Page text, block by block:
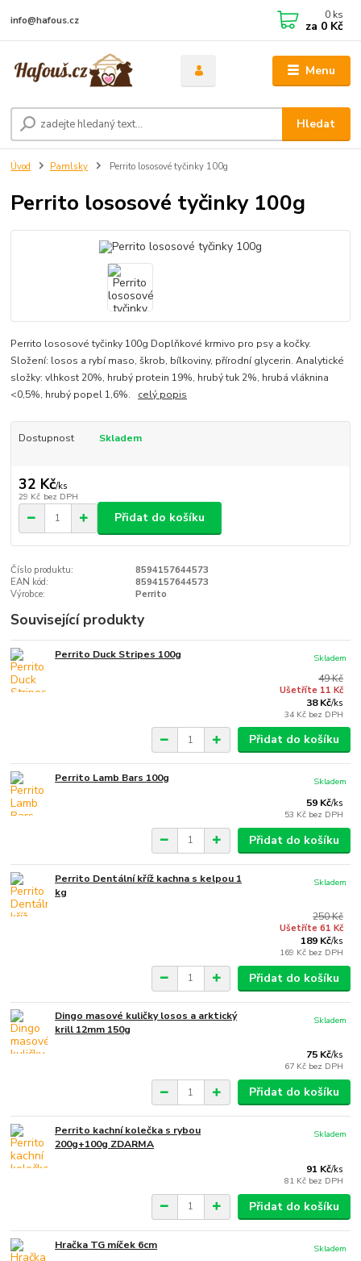
Menu
Hledat
info@hafous.cz 0 ks
za 0 Kč
Úvod Pamlsky Perrito lososové tyčinky 100g
Perrito lososové tyčinky 100g
Perrito lososové tyčinky 100g Doplňkové krmivo pro psy a kočky.
Složení: losos a rybí maso, škrob, bílkoviny, přírodní glycerin. Analytické
složky: vlhkost 20%, hrubý protein 19%, hrubý tuk 2%, hrubá vláknina
<0,5%, hrubý popel 1,6%. celý popis
Dostupnost Skladem
32 Kč/ks
29 Kč bez DPH
Přidat do košíku
Číslo produktu:
8594157644573
EAN kód:
8594157644573
Výrobce:
Perrito
Související produkty
Perrito Duck Stripes 100g
49 Kč
Ušetříte 11 Kč
38 Kč/ks
34 Kč bez DPH
Skladem
Přidat do košíku
Perrito Lamb Bars 100g
59 Kč/ks
53 Kč bez DPH
Skladem
Přidat do košíku
Perrito Dentální kříž kachna s kelpou 1
kg
250 Kč
Ušetříte 61 Kč
189 Kč/ks
169 Kč bez DPH
Skladem
Přidat do košíku
Dingo masové kuličky losos a arktický
krill 12mm 150g
75 Kč/ks
67 Kč bez DPH
Skladem
Přidat do košíku
Perrito kachní kolečka s rybou
200g+100g ZDARMA
91 Kč/ks
81 Kč bez DPH
Skladem
Přidat do košíku
Hračka TG míček 6cm
Skladem